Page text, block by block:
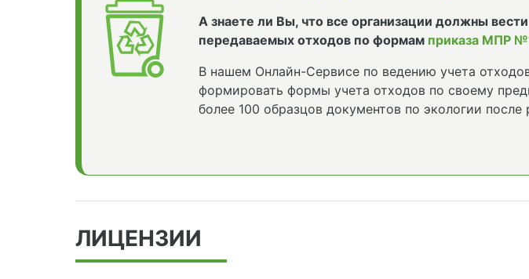
А знаете ли Вы, что все организации должны
передаваемых отходов по формам приказа МПР
В нашем Онлайн-Сервисе по ведению учета
формировать формы учета отходов по своему
более 100 образцов документов по экологии после
ЛИЦЕНЗИИ